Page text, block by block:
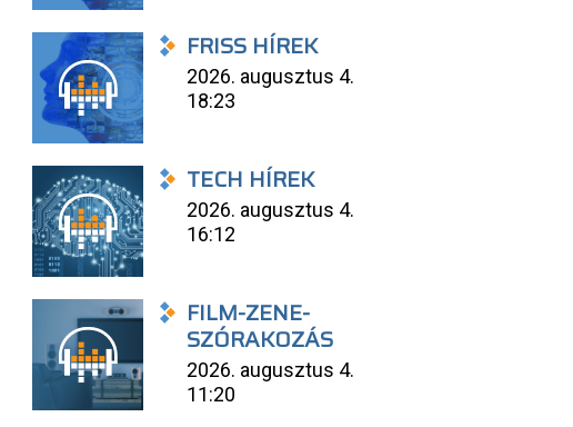
FRISS HÍREK
2026. augusztus 4.
18:23
TECH HÍREK
2026. augusztus 4.
16:12
FILM-ZENE-
SZÓRAKOZÁS
2026. augusztus 4.
11:20